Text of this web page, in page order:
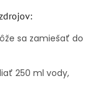
sa zamiešať do
250 ml vody,